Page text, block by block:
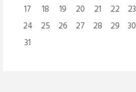
17
18 19 20 21 22
23
24
25 26 27 28 29
30
31